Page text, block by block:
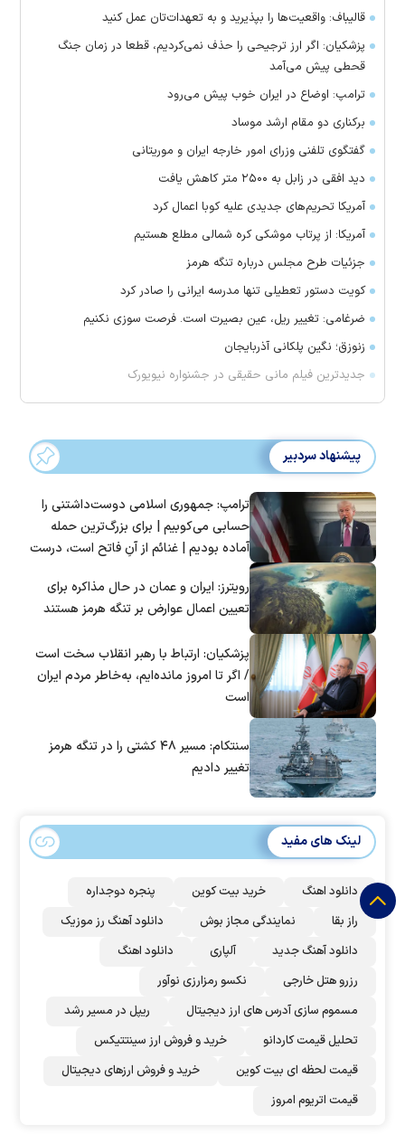
قالیباف: واقعیت‌ها را بپذیرید و به تعهدات‌تان عمل کنید
پزشکیان: اگر ارز ترجیحی را حذف نمی‌کردیم، قطعا در زمان جنگ
قحطی پیش می‌آمد
ترامپ: اوضاع در ایران خوب پیش می‌رود
برکناری دو مقام ارشد موساد
گفتگوی تلفنی وزرای امور خارجه ایران و موریتانی
دید افقی در زابل به ۲۵۰۰ متر کاهش یافت
آمریکا تحریم‌های جدیدی علیه کوبا اعمال کرد
آمریکا: از پرتاب موشکی کره شمالی مطلع هستیم
جزئیات طرح مجلس درباره تنگه هرمز
کویت دستور تعطیلی تنها مدرسه ایرانی را صادر کرد
ضرغامی: تغییر ریل، عین بصیرت است. فرصت سوزی نکنیم
زنوزق؛ نگین پلکانی آذربایجان
جدیدترین فیلم مانی حقیقی در جشنواره نیویورک
پیشنهاد سردبیر
ترامپ: جمهوری اسلامی دوست‌داشتنی را
حسابی می‌کوبیم | برای بزرگ‌ترین حمله
آماده بودیم | غنائم از آنِ فاتح است، درست
رویترز: ایران و عمان در حال مذاکره برای
تعیین اعمال عوارض بر تنگه هرمز هستند
پزشکیان: ارتباط با رهبر انقلاب سخت است
/ اگر تا امروز مانده‌ایم، به‌خاطر مردم ایران
است
سنتکام: مسیر ۴۸ کشتی را در تنگه هرمز
تغییر دادیم
لینک های مفید
دانلود اهنگ خرید بیت کوین
پنجره دوجداره
راز بقا
نمایندگی مجاز بوش
دانلود آهنگ رز‌ موزیک
دانلود آهنگ جدید
آلپاری
دانلود اهنگ
رزرو هتل خارجی
نکسو رمزارزی نوآور
مسموم سازی آدرس های ارز دیجیتال
ریپل در مسیر رشد
تحلیل قیمت کاردانو
خرید و فروش ارز سینتتیکس
قیمت لحظه ای بیت کوین
خرید و فروش ارزهای دیجیتال
قیمت اتریوم امروز